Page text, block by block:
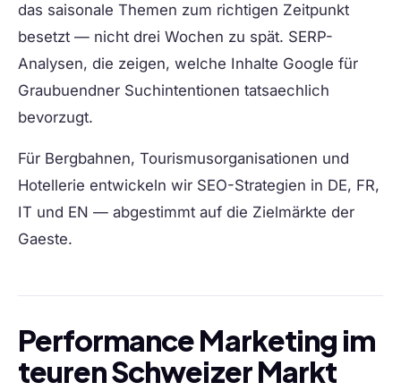
das saisonale Themen zum richtigen Zeitpunkt
besetzt — nicht drei Wochen zu spät. SERP-
Analysen, die zeigen, welche Inhalte Google für
Graubuendner Suchintentionen tatsaechlich
bevorzugt.
Für Bergbahnen, Tourismusorganisationen und
Hotellerie entwickeln wir SEO-Strategien in DE, FR,
IT und EN — abgestimmt auf die Zielmärkte der
Gaeste.
Performance Marketing im
teuren Schweizer Markt